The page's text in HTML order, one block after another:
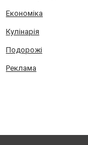
Економіка
Кулінарія
Подорожі
Реклама